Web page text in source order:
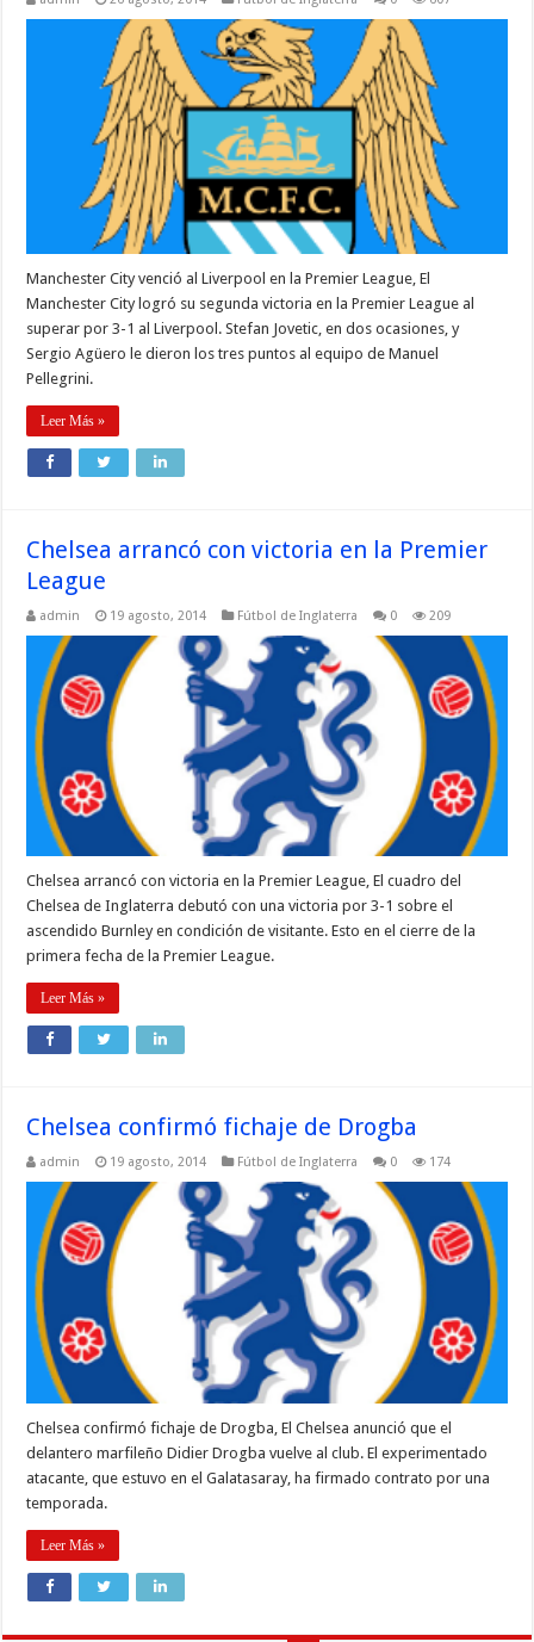
Manchester City venció al Liverpool en la Premier League, El
Manchester City logró su segunda victoria en la Premier League al
superar por 3-1 al Liverpool. Stefan Jovetic, en dos ocasiones, y
Sergio Agüero le dieron los tres puntos al equipo de Manuel
Pellegrini.
Leer Más »
Chelsea arrancó con victoria en la Premier
League
admin 19 agosto, 2014 Fútbol de Inglaterra 0 209
Chelsea arrancó con victoria en la Premier League, El cuadro del
Chelsea de Inglaterra debutó con una victoria por 3-1 sobre el
ascendido Burnley en condición de visitante. Esto en el cierre de la
primera fecha de la Premier League.
Leer Más »
Chelsea confirmó fichaje de Drogba
admin 19 agosto, 2014 Fútbol de Inglaterra 0 174
Chelsea confirmó fichaje de Drogba, El Chelsea anunció que el
delantero marfileño Didier Drogba vuelve al club. El experimentado
atacante, que estuvo en el Galatasaray, ha firmado contrato por una
temporada.
Leer Más »